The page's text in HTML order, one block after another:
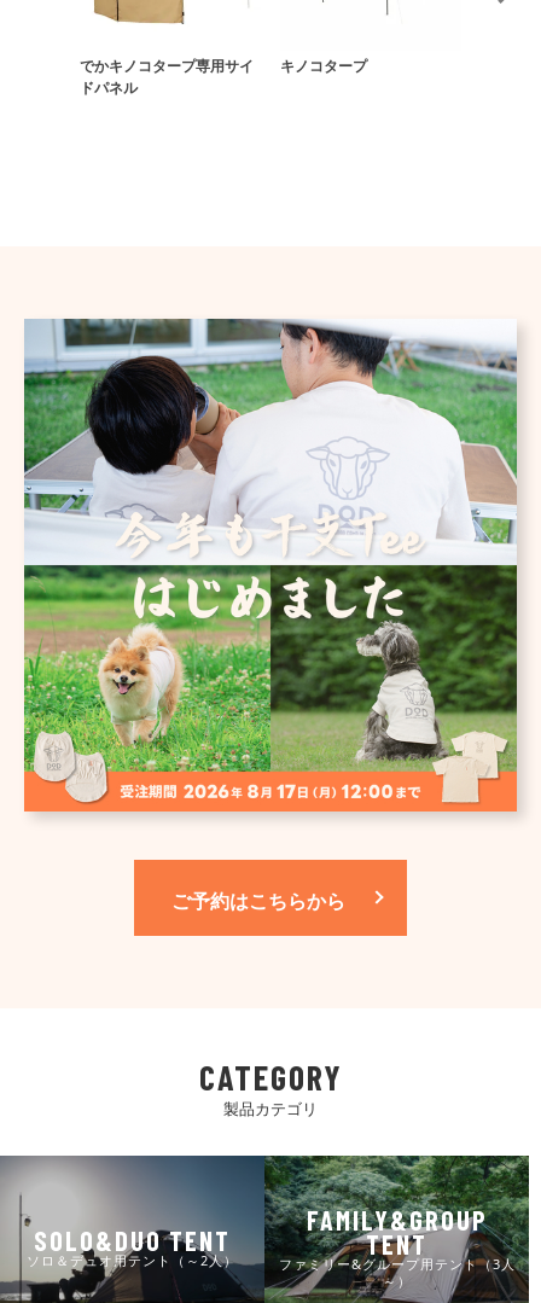
でかキノコタープ専用サイ
ドパネル
キノコタープ
ご予約はこちらから
CATEGORY
製品カテゴリ
SOLO&DUO TENT
ソロ＆デュオ用テント（～2人）
FAMILY&GROUP
TENT
ファミリー&グループ用テント（3人
～）